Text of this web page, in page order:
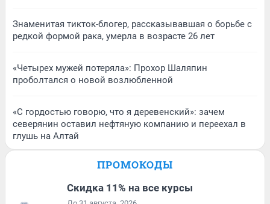
Знаменитая тикток-блогер, рассказывавшая о борьбе с
редкой формой рака, умерла в возрасте 26 лет
«Четырех мужей потеряла»: Прохор Шаляпин
проболтался о новой возлюбленной
«С гордостью говорю, что я деревенский»: зачем
северянин оставил нефтяную компанию и переехал в
глушь на Алтай
ПРОМОКОДЫ
Скидка 11% на все курсы